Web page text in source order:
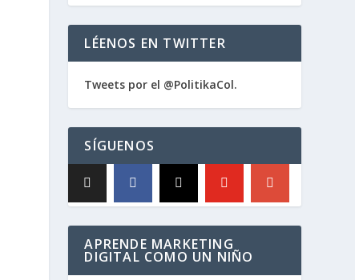
LÉENOS EN TWITTER
Tweets por el @PolitikaCol.
SÍGUENOS
APRENDE MARKETING
DIGITAL COMO UN NIÑO